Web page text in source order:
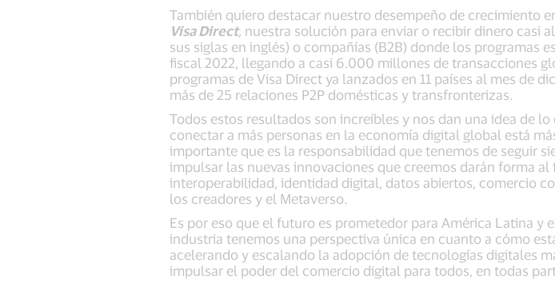
También quiero destacar nuestro desempeño de crecimiento
Visa Direct, nuestra solución para enviar o recibir dinero casi
sus siglas en inglés) o compañías (B2B) donde los programas
fiscal 2022, llegando a casi 6.000 millones de transacciones
programas de Visa Direct ya lanzados en 11 países al mes de
más de 25 relaciones P2P domésticas y transfronterizas.
Todos estos resultados son increíbles y nos dan una idea de
conectar a más personas en la economía digital global está
importante que es la responsabilidad que tenemos de seguir
impulsar las nuevas innovaciones que creemos darán forma
interoperabilidad, identidad digital, datos abiertos, comercio
los creadores y el Metaverso.
Es por eso que el futuro es prometedor para América Latina y
industria tenemos una perspectiva única en cuanto a cómo
acelerando y escalando la adopción de tecnologías digitales
impulsar el poder del comercio digital para todos, en todas